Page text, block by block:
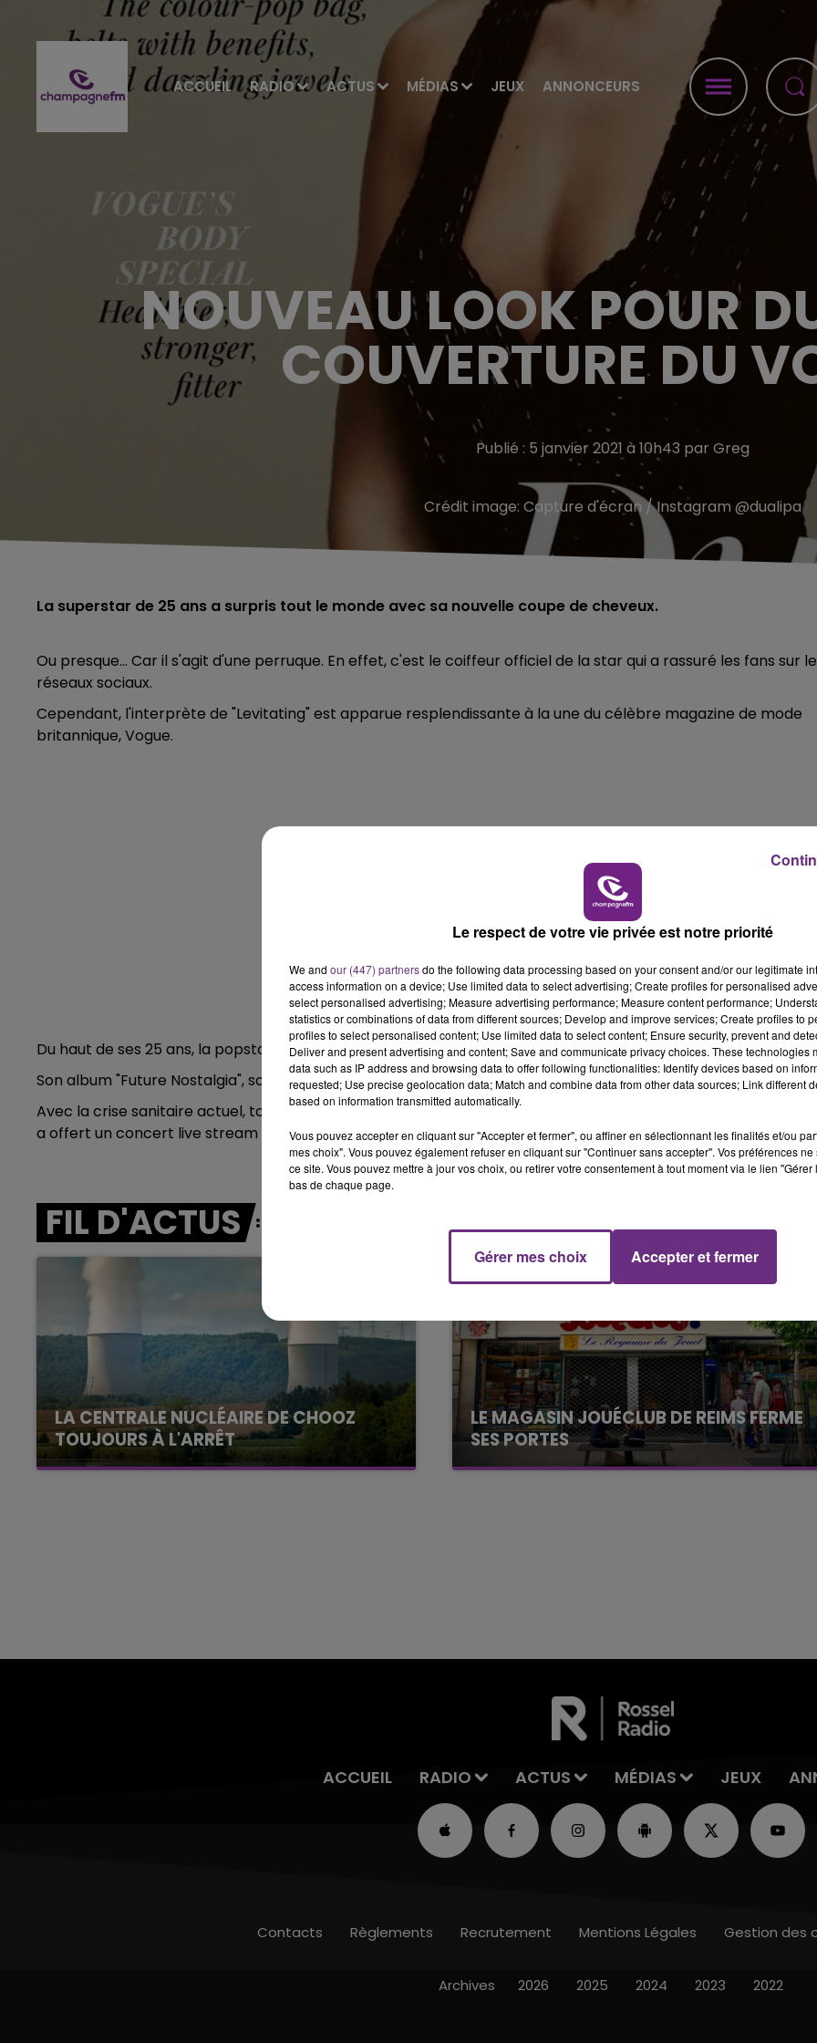
ACCUEIL RADIO ACTUS MÉDIAS JEUX ANNONCEURS
LA RADIO POP
NOUVEAU LOOK POUR
COUVERTURE DU
Publié : 5 janvier 2021 à 10h43 par Greg
Crédit image: Capture d'écran / Instagram @dualipa
La superstar de 25 ans a surpris tout le monde avec sa nouvelle coupe de cheveux.
Ou presque... Car il s'agit d'une perruque. En effet, c'est le coiffeur officiel de la star qui a rassuré les fans sur
réseaux sociaux.
Cependant, l'interprète de "Levitating" est apparue resplendissante à la une du célèbre magazine de mode
britannique, Vogue.
Du haut de ses 25 ans, la popstar est devenue une véritable icone dans la pop culture.
Son album "Future Nostalgia", sortie le 27 mars 2020, s'est vendu à des millions d'exemplaires à travers le
Avec la crise sanitaire actuel, tous les concerts de la star sont reportés mais il y a quelques semaines, Dua Lipa
a offert un concert live stream qui a été visionné par plus de 5 millions de personnes.
FIL D'ACTUS
LA CENTRALE NUCLÉAIRE DE CHOOZ
TOUJOURS À L'ARRÊT
Cela fait déjà une semaine que la centrale
LE MAGASIN JOUÉCLUB DE REIMS FERME
SES PORTES
C'était l'une des institutions du centre-ville
Le Club Champagne FM LA POP MACHINE - CHAMPAGNE FM
ACCUEIL RADIO ACTUS MÉDIAS JEUX
Contacts Règlements Recrutement Mentions Légales Gestion des
Archives 2026 2025 2024 2023 2022
Le respect de votre vie privée est notre priorité
We and our (447) partnersdo the following data processing based on your consent and/or our legitimate
access information on a device; Use limited data to select advertising; Create profiles for personalised
select personalised advertising; Measure advertising performance; Measure content performance;
statistics or combinations of data from different sources; Develop and improve services; Create profiles to
profiles to select personalised content; Use limited data to select content; Ensure security, prevent and
Deliver and present advertising and content; Save and communicate privacy choices. These technologies
data such as IP address and browsing data to offer following functionalities: Identify devices based on
requested; Use precise geolocation data; Match and combine data from other data sources; Link different
based on information transmitted automatically.
Vous pouvez accepter en cliquant sur "Accepter et fermer", ou affiner en sélectionnant les finalités et/ou
mes choix". Vous pouvez également refuser en cliquant sur "Continuer sans accepter". Vos préférences
ce site. Vous pouvez mettre à jour vos choix, ou retirer votre consentement à tout moment via le lien
bas de chaque page.
Gérer mes choix Accepter et fermer